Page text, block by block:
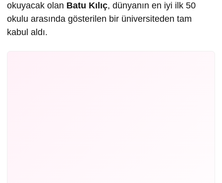
okuyacak olan Batu Kılıç, dünyanın en iyi ilk 50
okulu arasında gösterilen bir üniversiteden tam
kabul aldı.